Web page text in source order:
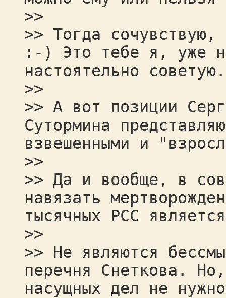
>>
>> Тогда сочувствую,
:-) Это тебе я, уже
настоятельно советую.
>>
>> А вот позиции
Сутормина
взвешенными и
>>
>> Да и вообще, в
навязать
тысячных РСС
>>
>> Не являются
перечня Снеткова.
насущных дел не